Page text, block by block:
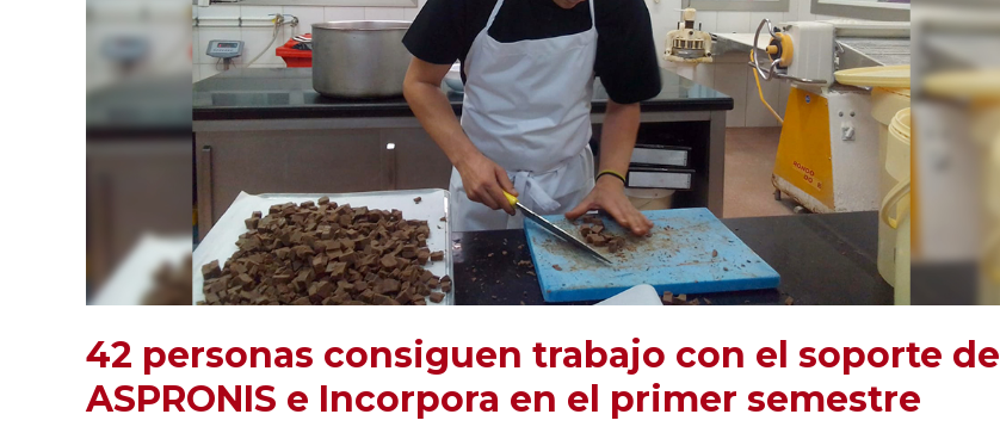
42 personas consiguen trabajo con el soporte de
ASPRONIS e Incorpora en el primer semestre